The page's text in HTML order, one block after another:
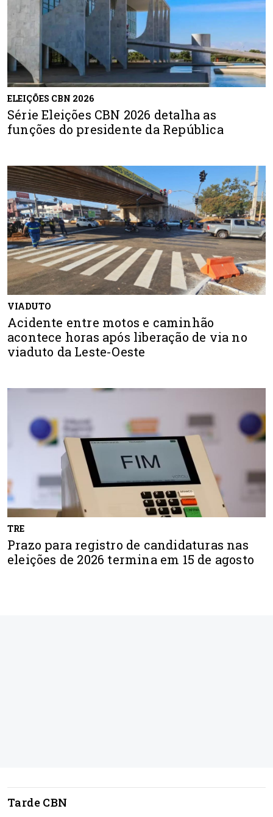
ELEIÇÕES CBN 2026
Série Eleições CBN 2026 detalha as
funções do presidente da República
VIADUTO
Acidente entre motos e caminhão
acontece horas após liberação de via no
viaduto da Leste-Oeste
TRE
Prazo para registro de candidaturas nas
eleições de 2026 termina em 15 de agosto
Tarde CBN